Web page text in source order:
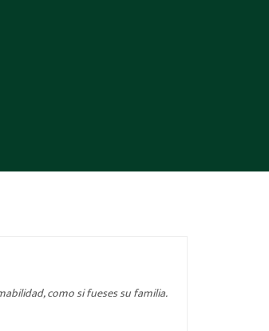
como si fueses su familia.